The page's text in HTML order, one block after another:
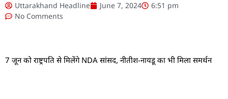
Uttarakhand Headline June 7, 2024
6:51 pm
No Comments
7 जून को राष्ट्रपति से मिलेंगे NDA सांसद, नीतीश-नायडू का भी मिला समर्थन